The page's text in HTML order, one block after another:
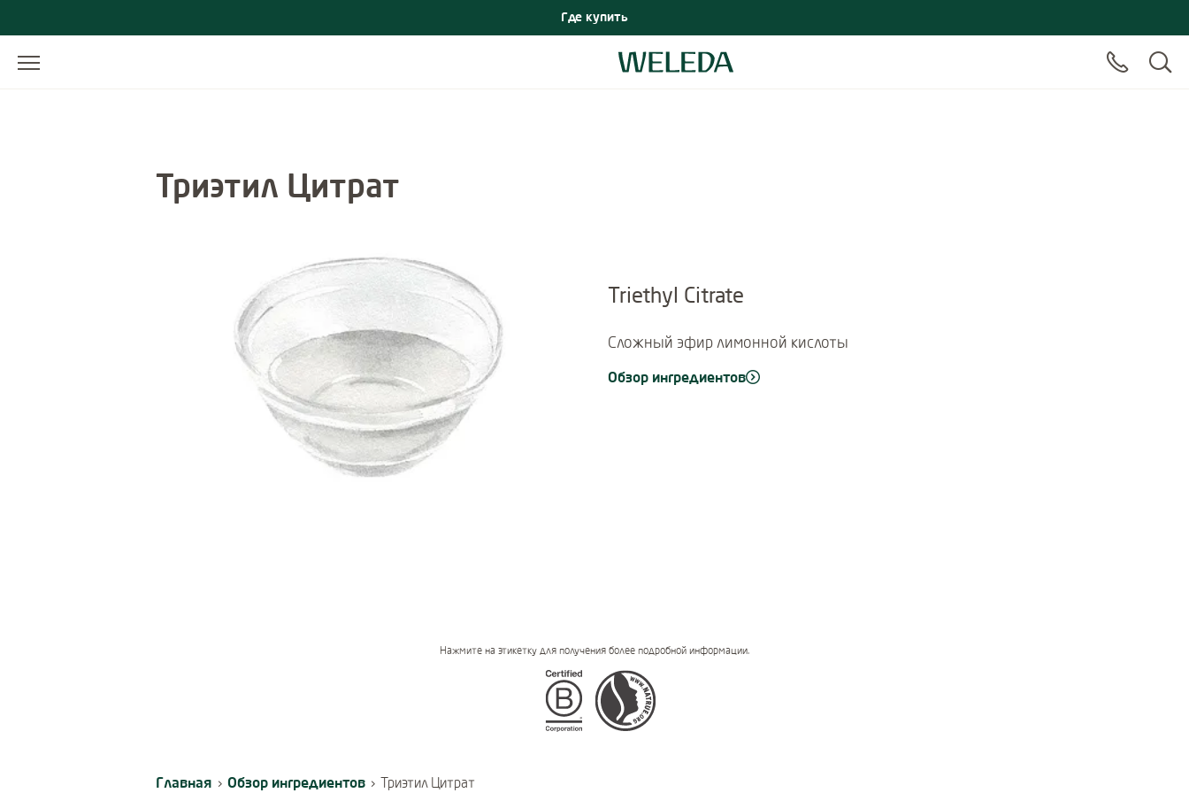
Где купить
Триэтил Цитрат
Triethyl Citrate
Cложный эфир лимонной кислоты
Обзор ингредиентов
Certifications
Нажмите на этикетку для получения более подробной информации.
Главная › Обзор ингредиентов › Триэтил Цитрат